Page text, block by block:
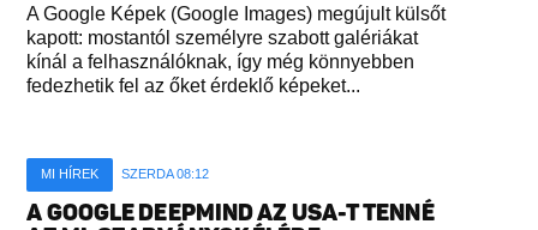
A Google Képek (Google Images) megújult külsőt
kapott: mostantól személyre szabott galériákat
kínál a felhasználóknak, így még könnyebben
fedezhetik fel az őket érdeklő képeket...
MI HÍREK SZERDA 08:12
A GOOGLE DEEPMIND AZ USA-T TENNÉ